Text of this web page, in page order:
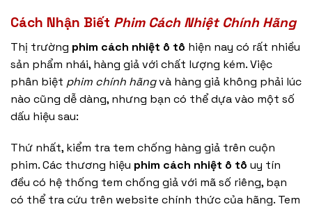
Cách Nhận Biết Phim Cách Nhiệt Chính Hãng
Thị trường phim cách nhiệt ô tô hiện nay có rất nhiều
sản phẩm nhái, hàng giả với chất lượng kém. Việc
phân biệt phim chính hãngvà hàng giả không phải lúc
nào cũng dễ dàng, nhưng bạn có thể dựa vào một số
dấu hiệu sau:
Thứ nhất, kiểm tra tem chống hàng giả trên cuộn
phim. Các thương hiệu phim cách nhiệt ô tô uy tín
đều có hệ thống tem chống giả với mã số riêng, bạn
có thể tra cứu trên website chính thức của hãng. Tem